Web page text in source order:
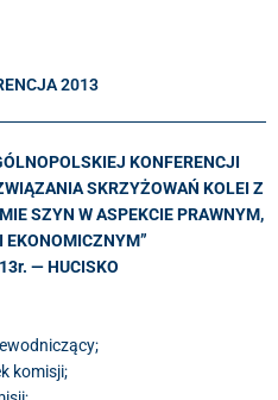
2013
KONFERENCJI
SKRZYŻOWAŃ KOLEI Z
SZYN W ASPEKCIEPRAWNYM,
EKONOMICZNYM”
— HUCISKO
komisji;